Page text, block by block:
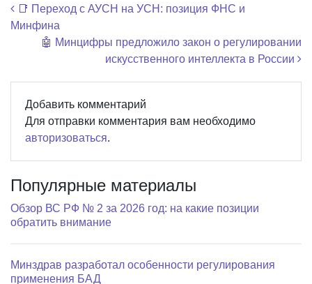
Навигация по записям
📑 Переход с АУСН на УСН: позиция ФНС и
Минфина
🤖 Минцифры предложило закон о регулировании
искусственного интеллекта в России
Добавить комментарий
Для отправки комментария вам необходимо
авторизоваться.
Популярные материалы
Обзор ВС РФ № 2 за 2026 год: на какие позиции
обратить внимание
Минздрав разработал особенности регулирования
применения БАД